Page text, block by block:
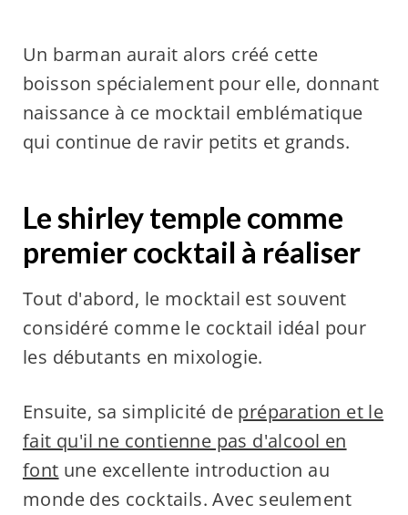
Un barman aurait alors créé cette
boisson spécialement pour elle, donnant
naissance à ce mocktail emblématique
qui continue de ravir petits et grands.
Le shirley temple comme
premier cocktail à réaliser
Tout d'abord, le mocktail est souvent
considéré comme le cocktail idéal pour
les débutants en mixologie.
Ensuite, sa simplicité de préparation et le
fait qu'il ne contienne pas d'alcool en
font une excellente introduction au
monde des cocktails. Avec seulement